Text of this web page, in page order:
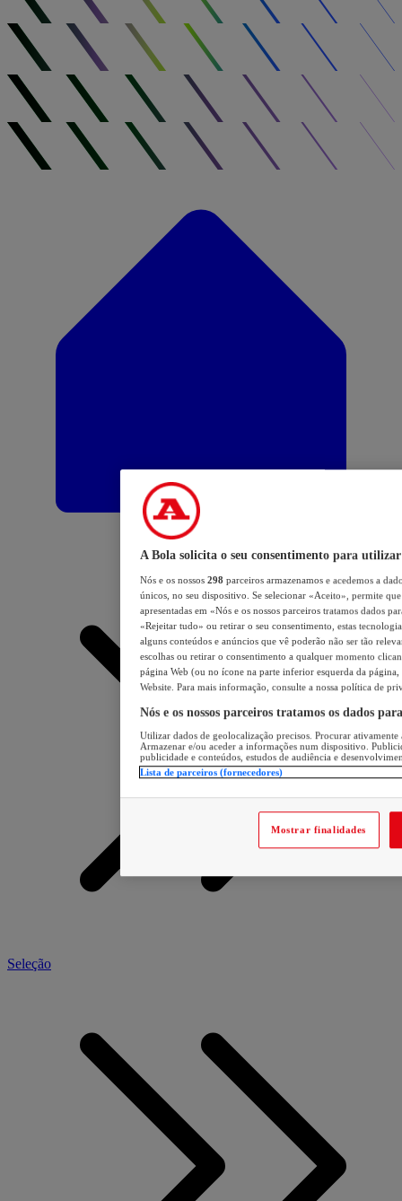
Seleção
A Bola solicita o seu consentimento para utilizar
Nós e os nossos 298 parceiros armazenamos e acedemos a
únicos, no seu dispositivo. Se selecionar «Aceito», permite
apresentadas em «Nós e os nossos parceiros tratamos dados
«Rejeitar tudo» ou retirar o seu consentimento, estas
alguns conteúdos e anúncios que vê poderão não ser tão
escolhas ou retirar o consentimento a qualquer momento
página Web (ou no ícone na parte inferior esquerda da página,
Website. Para mais informação, consulte a nossa política de
Nós e os nossos parceiros tratamos os dados
Utilizar dados de geolocalização precisos. Procurar
Armazenar e/ou aceder a informações num dispositivo.
publicidade e conteúdos, estudos de audiência e
Lista de parceiros (fornecedores)
Mostrar finalidades